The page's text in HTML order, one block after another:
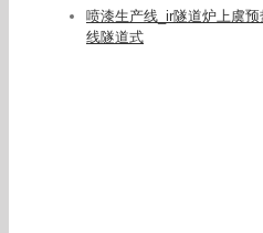
喷漆生产线_ir隧道炉上虞
线隧道式